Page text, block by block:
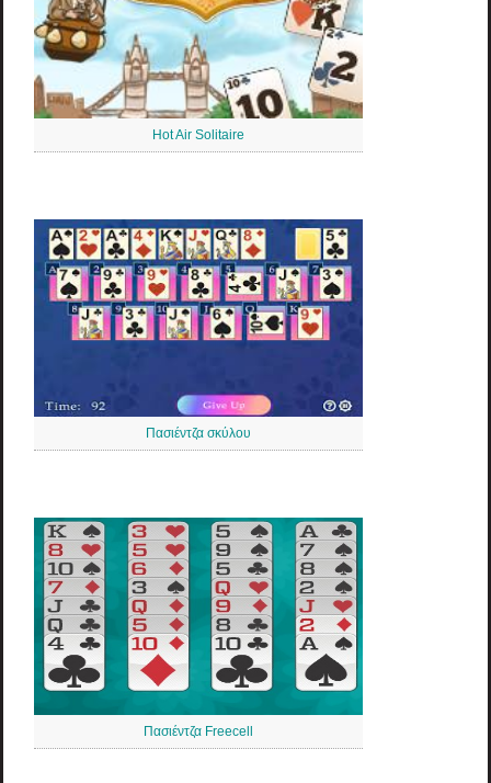
Hot Air Solitaire
Πασιέντζα σκύλου
Πασιέντζα Freecell